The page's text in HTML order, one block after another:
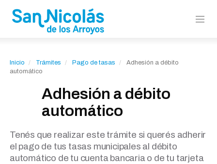
Inicio Trámites Pago de tasas
Adhesión a débito
automático
Adhesión a débito
automático
Tenés que realizar este trámite si querés adherir
el pago de tus tasas municipales al débito
automático de tu cuenta bancaria o de tu tarjeta